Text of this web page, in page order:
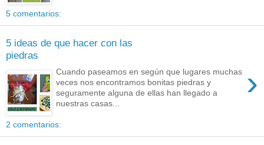
5 comentarios:
5 ideas de que hacer con las
piedras
›
Cuando paseamos en según que lugares muchas
veces nos encontramos bonitas piedras y
seguramente alguna de ellas han llegado a
nuestras casas...
2 comentarios: